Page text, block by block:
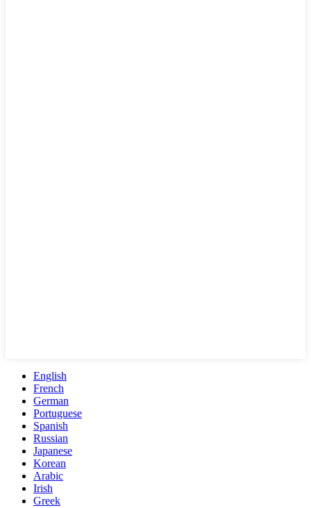
English
French
German
Portuguese
Spanish
Russian
Japanese
Korean
Arabic
Irish
Greek